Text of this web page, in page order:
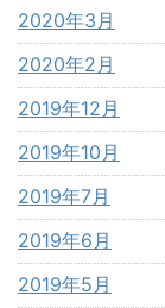
2020年3月
2020年2月
2019年12月
2019年10月
2019年7月
2019年6月
2019年5月